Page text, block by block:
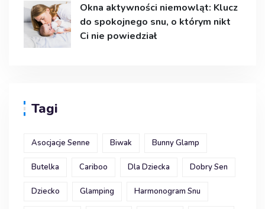
Okna aktywności niemowląt: Klucz
do spokojnego snu, o którym nikt
Ci nie powiedział
Tagi
Asocjacje Senne Biwak Bunny Glamp
Butelka Cariboo Dla Dziecka Dobry Sen
Dziecko Glamping Harmonogram Snu